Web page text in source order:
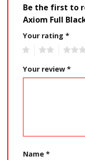
Be the first to
Axiom Full
Your rating *
Your review *
Name *